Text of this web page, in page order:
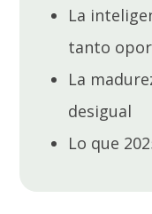
La
tanto
La
desigual
Lo que